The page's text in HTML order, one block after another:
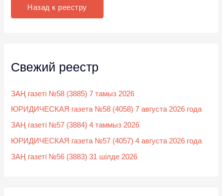
:
Назад к реестру
Свежий реестр
ЗАҢ газеті №58 (3885) 7 тамыз 2026
ЮРИДИЧЕСКАЯ газета №58 (4058) 7 августа 2026 года
ЗАҢ газеті №57 (3884) 4 таммыз 2026
ЮРИДИЧЕСКАЯ газета №57 (4057) 4 августа 2026 года
ЗАҢ газеті №56 (3883) 31 шілде 2026